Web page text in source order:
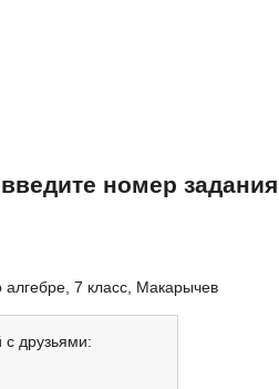
номер
7 класс, Макарычев
с друзьями: